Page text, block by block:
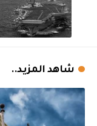
شاهد المزيد..